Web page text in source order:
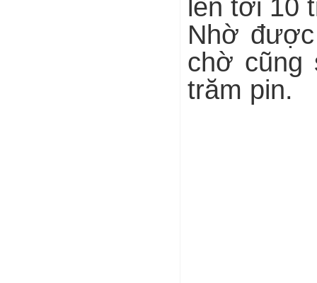
lên tới 10
Nhờ
chờ cũng
trăm pin.